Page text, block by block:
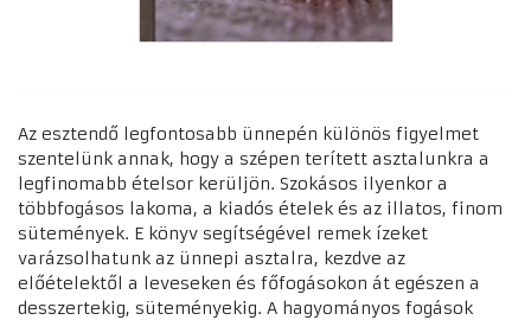
Az esztendő legfontosabb ünnepén különös figyelmet
szentelünk annak, hogy a szépen terített asztalunkra a
legfinomabb ételsor kerüljön. Szokásos ilyenkor a
többfogásos lakoma, a kiadós ételek és az illatos, finom
sütemények. E könyv segítségével remek ízeket
varázsolhatunk az ünnepi asztalra, kezdve az
előételektől a leveseken és főfogásokon át egészen a
desszertekig, süteményekig. A hagyományos fogások